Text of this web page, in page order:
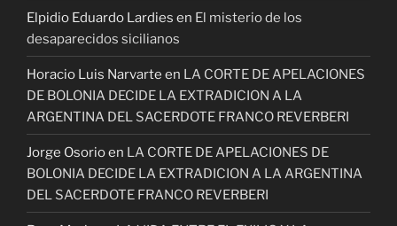
Elpidio Eduardo Lardies en El misterio de los
desaparecidos sicilianos
Horacio Luis Narvarte en LA CORTE DE APELACIONES
DE BOLONIA DECIDE LA EXTRADICION A LA
ARGENTINA DEL SACERDOTE FRANCO REVERBERI
Jorge Osorioen LA CORTE DE APELACIONES DE
BOLONIA DECIDE LA EXTRADICION A LA ARGENTINA
DEL SACERDOTE FRANCO REVERBERI